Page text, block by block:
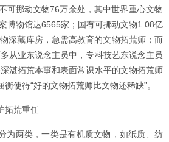
可挪动文物76万余处，其中世界重心文物
博物馆达6565家；国有可挪动文物1.08亿
深藏库房，急需高教育的文物拓荒师；而
从业东说念主员中，专科技艺东说念主员
湛拓荒本事和表面常识水平的文物拓荒师
使得“好的文物拓荒师比文物还稀缺”。
拓荒重任
为两类，一类是有机质文物，如纸质、纺